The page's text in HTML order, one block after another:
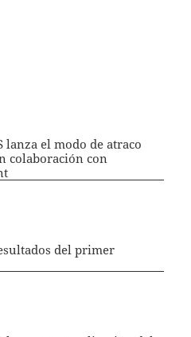
lanza el modo de atraco
colaboración con
del primer